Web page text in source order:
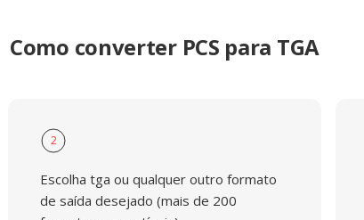
Como converter PCS para TGA
2
Escolha tga ou qualquer outro formato
de saída desejado (mais de 200